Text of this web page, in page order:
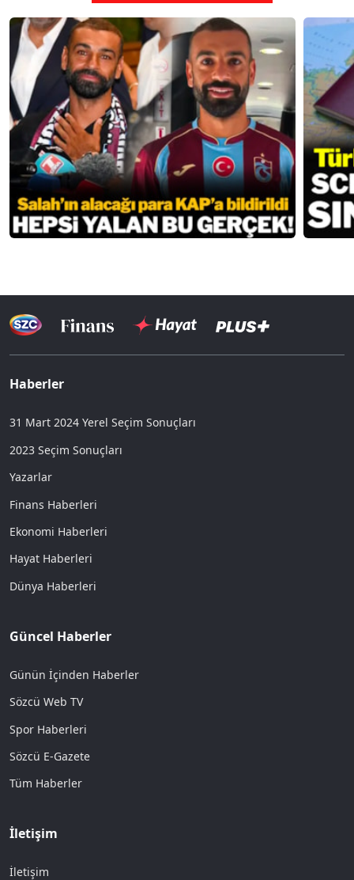
Haberler
31 Mart 2024 Yerel Seçim Sonuçları
2023 Seçim Sonuçları
Yazarlar
Finans Haberleri
Ekonomi Haberleri
Hayat Haberleri
Dünya Haberleri
Güncel Haberler
Günün İçinden Haberler
Sözcü Web TV
Spor Haberleri
Sözcü E-Gazete
Tüm Haberler
İletişim
İletişim